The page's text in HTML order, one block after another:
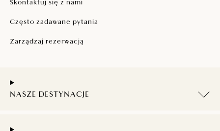
Skontaktuj się z nami
Często zadawane pytania
Zarządzaj rezerwacją
NASZE DESTYNACJE